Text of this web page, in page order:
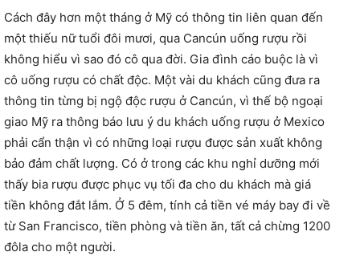
Cách đây hơn một tháng ở Mỹ có thông tin liên quan đến
một thiếu nữ tuổi đôi mươi, qua Cancún uống rượu rồi
không hiểu vì sao đó cô qua đời. Gia đình cáo buộc là vì
cô uống rượu có chất độc. Một vài du khách cũng đưa ra
thông tin từng bị ngộ độc rượu ở Cancún, vì thế bộ ngoại
giao Mỹ ra thông báo lưu ý du khách uống rượu ở Mexico
phải cẩn thận vì có những loại rượu được sản xuất không
bảo đảm chất lượng. Có ở trong các khu nghỉ dưỡng mới
thấy bia rượu được phục vụ tối đa cho du khách mà giá
tiền không đắt lắm. Ở 5 đêm, tính cả tiền vé máy bay đi về
từ San Francisco, tiền phòng và tiền ăn, tất cả chừng 1200
đôla cho một người.